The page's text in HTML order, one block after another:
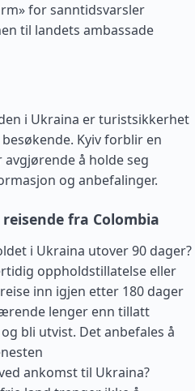
for sanntidsvarsler
til landets ambassade
i Ukraina er turistsikkerhet
Kyiv forblir en
å holde seg
og anbefalinger.
fra Colombia
i Ukraina utover 90 dager?
oppholdstillatelse eller
inn igjen etter 180 dager
lenger enn tillatt
bli utvist. Det anbefales å
ankomst til Ukraina?